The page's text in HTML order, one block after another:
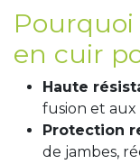
en cuir
Haute
fusion et
Protection
de jambes,